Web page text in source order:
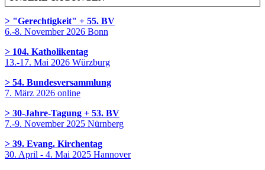
> "Gerechtigkeit" + 55. BV
6.-8. November 2026 Bonn
> 104. Katholikentag
13.-17. Mai 2026 Würzburg
> 54. Bundesversammlung
7. März 2026 online
> 30-Jahre-Tagung + 53. BV
7.-9. November 2025 Nürnberg
> 39. Evang. Kirchentag
30. April - 4. Mai 2025 Hannover